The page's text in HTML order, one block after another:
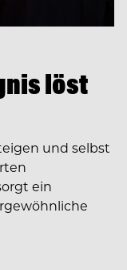
löst
und selbst
ein